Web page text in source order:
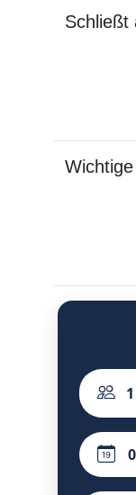
Schließt
1